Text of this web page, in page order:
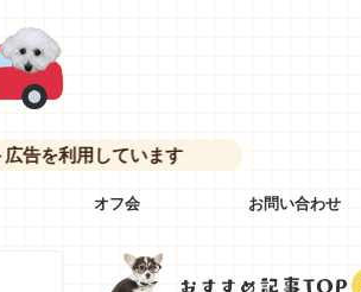
ています
オフ会 お問い合わせ